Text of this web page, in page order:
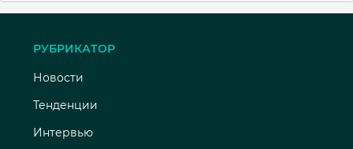
РУБРИКАТОР
Новости
Тенденции
Интервью